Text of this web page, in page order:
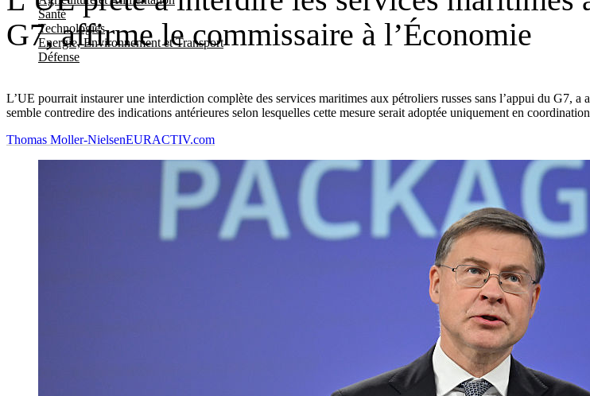
Santé
Technologies
Energie, Environnement et Transport
Défense
G7, affirme le commissaire à l’Économie
L’UE pourrait instaurer une interdiction complète des services maritimes aux pétroliers russes sans l’appui du G7,
semble contredire des indications antérieures selon lesquelles cette mesure serait adoptée uniquement en
Thomas Moller-NielsenEURACTIV.com